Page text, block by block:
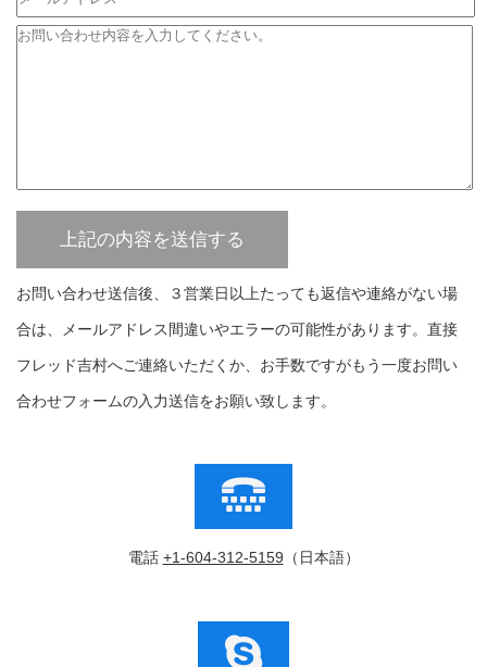
お問い合わせ送信後、３営業日以上たっても返信や連絡がない場
合は、メールアドレス間違いやエラーの可能性があります。直接
フレッド吉村へご連絡いただくか、お手数ですがもう一度お問い
合わせフォームの入力送信をお願い致します。
電話 +1-604-312-5159 （日本語）